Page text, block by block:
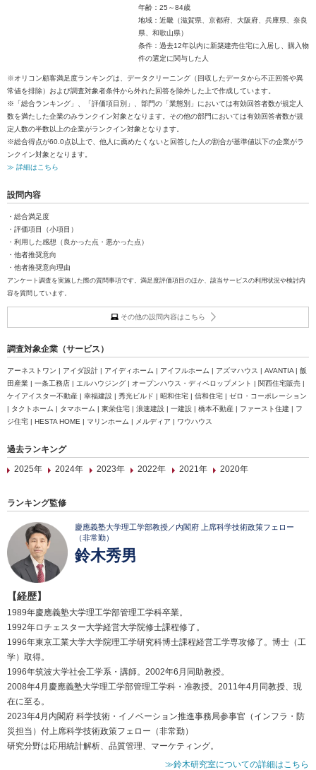
年齢：25～84歳
地域：近畿（滋賀県、京都府、大阪府、兵庫県、奈良
県、和歌山県）
条件：過去12年以内に新築建売住宅に入居し、購入物
件の選定に関与した人
※オリコン顧客満足度ランキングは、データクリーニング（回収したデータから不正回答や異
常値を排除）および調査対象者条件から外れた回答を除外した上で作成しています。
※「総合ランキング」、「評価項目別」、部門の「業態別」においては有効回答者数が規定人
数を満たした企業のみランクイン対象となります。その他の部門においては有効回答者数が規
定人数の半数以上の企業がランクイン対象となります。
※総合得点が60.0点以上で、他人に薦めたくないと回答した人の割合が基準値以下の企業がラ
ンクイン対象となります。
≫ 詳細はこちら
設問内容
・総合満足度
・評価項目（小項目）
・利用した感想（良かった点・悪かった点）
・他者推奨意向
・他者推奨意向理由
アンケート調査を実施した際の質問事項です。満足度評価項目のほか、該当サービスの利用状況や検討内
容を質問しています。
その他の設問内容はこちら
調査対象企業（サービス）
アーネストワン | アイダ設計 | アイディホーム | アイフルホーム | アズマハウス | AVANTIA | 飯
田産業 | 一条工務店 | エルハウジング | オープンハウス・ディベロップメント | 関西住宅販売 |
ケイアイスター不動産 | 幸福建設 | 秀光ビルド | 昭和住宅 | 信和住宅 | ゼロ・コーポレーション
| タクトホーム | タマホーム | 東栄住宅 | 浪速建設 | 一建設 | 橋本不動産 | ファースト住建 | フ
ジ住宅 | HESTA HOME | マリンホーム | メルディア | ワウハウス
過去ランキング
2025年
2024年 2023年 2022年 2021年 2020年
ランキング監修
慶應義塾大学理工学部教授／内閣府 上席科学技術政策フェロー
（非常勤）
鈴木秀男
【経歴】
1989年慶應義塾大学理工学部管理工学科卒業。
1992年ロチェスター大学経営大学院修士課程修了。
1996年東京工業大学大学院理工学研究科博士課程経営工学専攻修了。博士（工
学）取得。
1996年筑波大学社会工学系・講師。2002年6月同助教授。
2008年4月慶應義塾大学理工学部管理工学科・准教授。2011年4月同教授、現
在に至る。
2023年4月内閣府 科学技術・イノベーション推進事務局参事官（インフラ・防
災担当）付上席科学技術政策フェロー（非常勤）
研究分野は応用統計解析、品質管理、マーケティング。
≫鈴木研究室についての詳細はこちら